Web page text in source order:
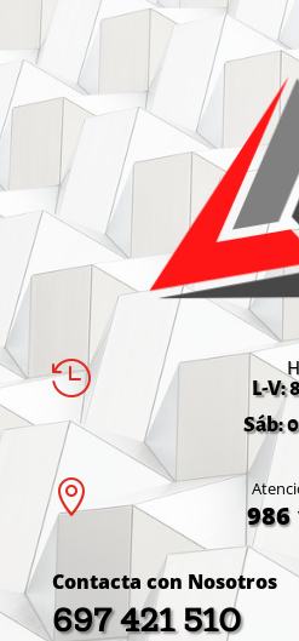

L-V:
Sáb:
 986
Contacta con Nosotros
697 421 510